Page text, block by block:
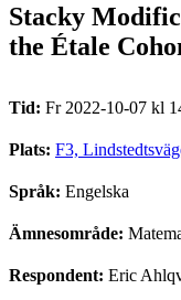
Stacky
the Étale
Tid: Fr 2022-10-07 kl
Plats: F3,
Språk: Engelska
Ämnesområde:
Respondent: Eric